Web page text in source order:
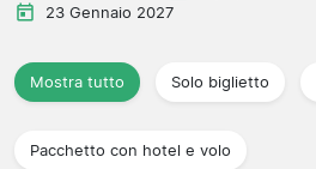
23 Gennaio 2027
Mostra tutto Solo biglietto
Pacchetto con hotel e volo